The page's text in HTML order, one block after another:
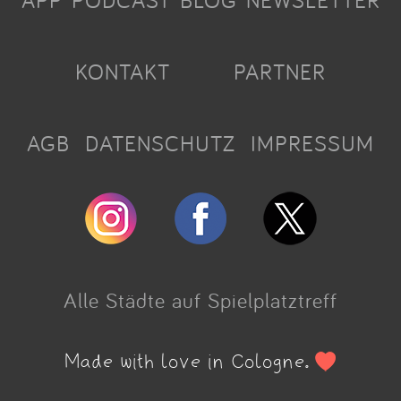
KONTAKT PARTNER
AGB DATENSCHUTZ IMPRESSUM
Alle Städte auf Spielplatztreff
Made with love in Cologne.